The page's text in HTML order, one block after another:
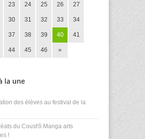
23 24 25 26 27
30 31 32 33 34
37 38 39 40 41
44 45 46 »
la une
des élèves au festival de la
du Coust'ô Manga arts
!